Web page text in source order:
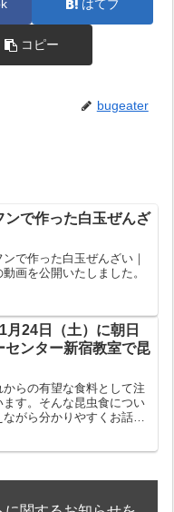
はてブ
コピー
bugeater
ンで作った白玉ぜんざ
ンで作った白玉ぜんざい｜
画を公開いたしました。
月24日（土）に朝日
センター新宿教室で昆
からの有望な食料として注
ます。そんな昆虫食につい
ながら分かりやすくお話し